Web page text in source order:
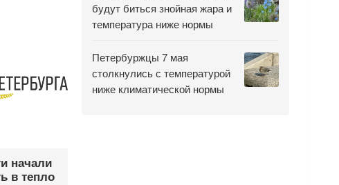
начали
в тепло
будут биться знойная жара и
температура ниже нормы
Петербуржцы 7 мая
столкнулись с температурой
ниже климатической нормы